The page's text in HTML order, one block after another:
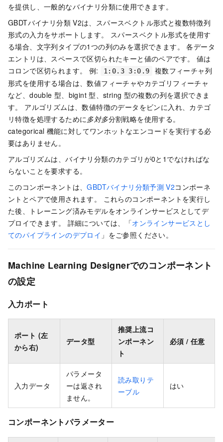
を提供し、一般的なバイナリ分類に使用できます。
GBDTバイナリ分類 V2は、スパースベクトル形式と複数特徴列
形式の入力をサポートします。 スパースベクトル形式を使用す
る場合、文字列タイプの1つの列のみを選択できます。 各データ
エントリは、スペースで区切られたキーと値のペアです。 値は
コロンで区切られます。 例:
1:0.3 3:0.9
複数フィーチャ列
形式を使用する場合は、数値フィーチャやカテゴリフィーチャ
など、double 型、bigint 型、string 型の複数の列を選択できま
す。 アルゴリズムは、数値特徴のデータをビンに入れ、カテゴ
リ特徴を処理するために 多対多分割戦略を使用する。
categorical 機能に対してワンホットなエンコードを実行する必
要はありません。
アルゴリズムは、バイナリ分類のカテゴリが0と1でなければな
らないことを要求する。
このコンポーネントは、GBDTバイナリ分類予測 V2コンポーネ
ントとペアで使用されます。 これらのコンポーネントを実行し
た後、トレーニング済みモデルをオンラインサービスとしてデ
プロイできます。 詳細については、「オンラインサービスとし
てのパイプラインのデプロイ 」をご参照ください。
Machine Learning Designerでのコンポーネント
の設定
入力ポート
ポート (左
から右)
データ型
推奨上流コ
ンポーネン
ト
必須 / 任意
入力データ
パラメータ
ーは返され
ません。
読み取りテ
ーブル
はい
コンポーネントパラメーター